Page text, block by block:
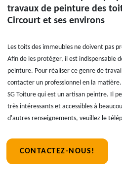
travaux de peinture des
Circourt et ses environs
Les toits des immeubles ne doivent pas
Afin de les protéger, il est indispensable
peinture. Pour réaliser ce genre de
contacter un professionnel en la
SG Toiture qui est un artisan peintre. Il
très intéressants et accessibles à
d'autres renseignements, veuillez le
CONTACTEZ-NOUS!